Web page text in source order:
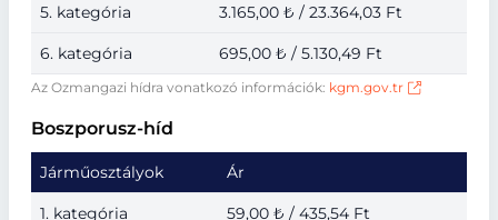
Az Ozmangazi hídra vonatkozó információk: kgm.gov.tr
5. kategória 3.165,00 ₺ / 23.364,03 Ft
6. kategória 695,00 ₺ / 5.130,49 Ft
Boszporusz-híd
Járműosztályok Ár
1. kategória 59,00 ₺ / 435,54 Ft